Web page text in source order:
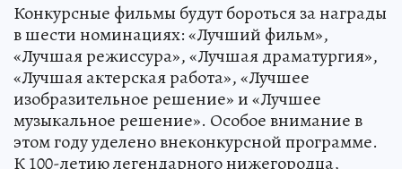
Конкурсные фильмы будут бороться за награды
в шести номинациях: «Лучший фильм»,
«Лучшая режиссура», «Лучшая драматургия»,
«Лучшая актерская работа», «Лучшее
изобразительное решение» и «Лучшее
музыкальное решение». Особое внимание в
этом году уделено внеконкурсной программе.
К 100-летию легендарного нижегородца,